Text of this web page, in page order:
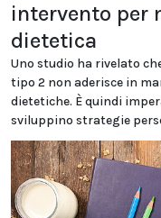
intervento per
dietetica
Uno studio ha rivelato
tipo 2 non aderisce in
dietetiche. È quindi
sviluppino strategie